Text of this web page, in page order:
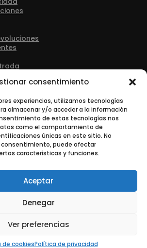
consentimiento
experiencias, utilizamos tecnologías
almacenar y/o acceder a la información
de estas tecnologías nos
como el comportamiento de
únicas en este sitio. No
consentimiento, puede afectar
características y funciones.
Aceptar
Denegar
Ver preferencias
de cookiesPolítica de privacidad
Las Retamas 50, 28922, Alcorcón
43 91 88
info@tonerurgente.com
Tonerurgente All Rights Reserved.
pedido.Descartar